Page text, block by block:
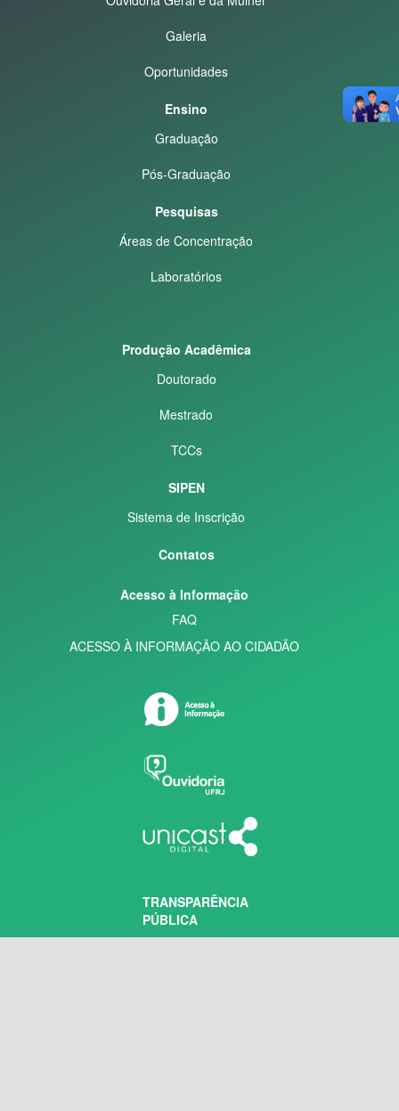
Galeria
Oportunidades
Ensino
Graduação
Pós-Graduação
Pesquisas
Áreas de Concentração
Laboratórios
Produção Acadêmica
Doutorado
Mestrado
TCCs
SIPEN
Sistema de Inscrição
Contatos
Acesso à Informação
FAQ
ACESSO À INFORMAÇÃO AO CIDADÃO
TRANSPARÊNCIA
PÚBLICA